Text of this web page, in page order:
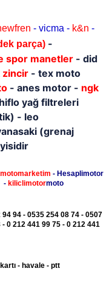
- vicma - k&n -
parça) -
spor manetler - did
zincir - tex moto
- anes motor - ngk
yağ filtreleri
- leo
(grenaj
- Hesaplimotor
- kiliclimotormoto
94 - 0535 254 08 74 - 0507
0 212 441 99 75 - 0 212 441
- havale - ptt